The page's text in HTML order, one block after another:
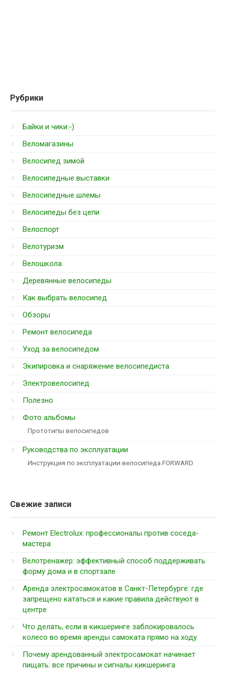
Рубрики
Байки и чики:-)
Веломагазины
Велосипед зимой
Велосипедные выставки
Велосипедные шлемы
Велосипеды без цепи
Велоспорт
Велотуризм
Велошкола
Деревянные велосипеды
Как выбрать велосипед
Обзоры
Ремонт велосипеда
Уход за велосипедом
Экипировка и снаряжение велосипедиста
Электровелосипед
Полезно
Фото альбомы
Прототипы велосипедов
Руководства по эксплуатации
Инструкция по эксплуатации велосипеда FORWARD
Свежие записи
Ремонт Electrolux: профессионалы против соседа-
мастера
Велотренажер: эффективный способ поддерживать
форму дома и в спортзале
Аренда электросамокатов в Санкт-Петербурге: где
запрещено кататься и какие правила действуют в
центре
Что делать, если в кикшеринге заблокировалось
колесо во время аренды самоката прямо на ходу
Почему арендованный электросамокат начинает
пищать: все причины и сигналы кикшеринга